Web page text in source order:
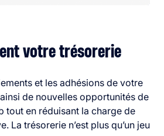
votre trésorerie
et les adhésions de votre
de nouvelles opportunités de
tout en réduisant la charge de
La trésorerie n’est plus qu’un jeu